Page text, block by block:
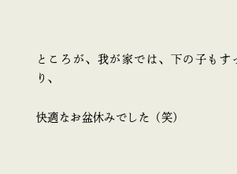
ところが、我が家では、下の子もす
り、
快適なお盆休みでした（笑）